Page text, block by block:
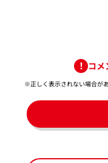
コメ
※正しく表示されない場合が